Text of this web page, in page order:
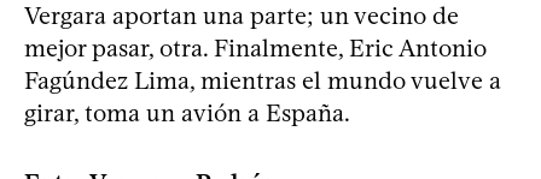
Vergara aportan una parte; un vecino de
mejor pasar, otra. Finalmente, Eric Antonio
Fagúndez Lima, mientras el mundo vuelve a
girar, toma un avión a España.